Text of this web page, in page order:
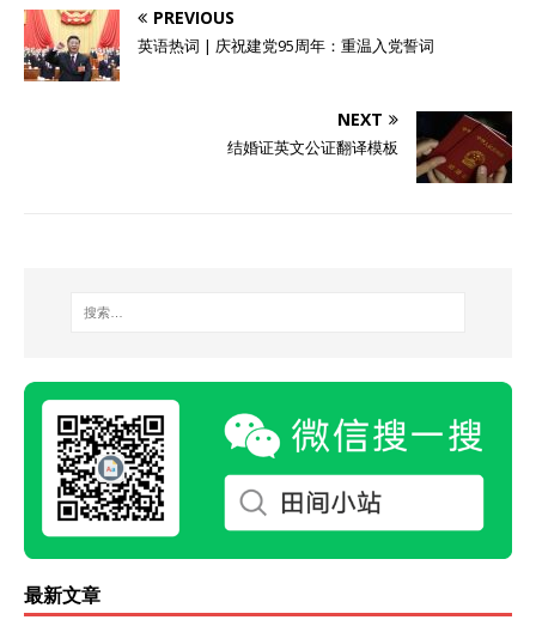
PREVIOUS
英语热词 | 庆祝建党95周年：重温入党誓词
NEXT
结婚证英文公证翻译模板
最新文章